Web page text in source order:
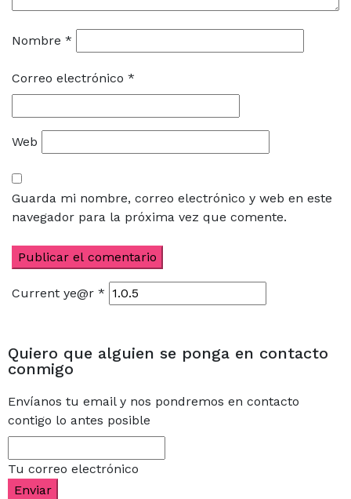
Nombre *
Correo electrónico *
Web
Guarda mi nombre, correo electrónico y web en este
navegador para la próxima vez que comente.
Current ye@r *
Quiero que alguien se ponga en contacto
conmigo
Envíanos tu email y nos pondremos en contacto
contigo lo antes posible
Tu correo electrónico
Enviar